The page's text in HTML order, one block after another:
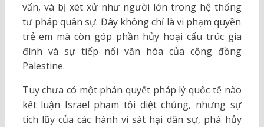
vấn, và bị xét xử như người lớn trong hệ thống
tư pháp quân sự. Đây không chỉ là vi phạm quyền
trẻ em mà còn góp phần hủy hoại cấu trúc gia
đình và sự tiếp nối văn hóa của cộng đồng
Palestine.
Tuy chưa có một phán quyết pháp lý quốc tế nào
kết luận Israel phạm tội diệt chủng, nhưng sự
tích lũy của các hành vi sát hại dân sự, phá hủy